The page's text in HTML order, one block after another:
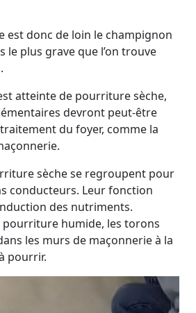
est donc de loin le champignon
plus grave que l’on trouve
atteinte de pourriture sèche,
devront peut-être
du foyer, comme la
sèche se regroupent pour
conducteurs. Leur fonction
des nutriments.
pourriture humide, les torons
les murs de maçonnerie à la
pourrir.